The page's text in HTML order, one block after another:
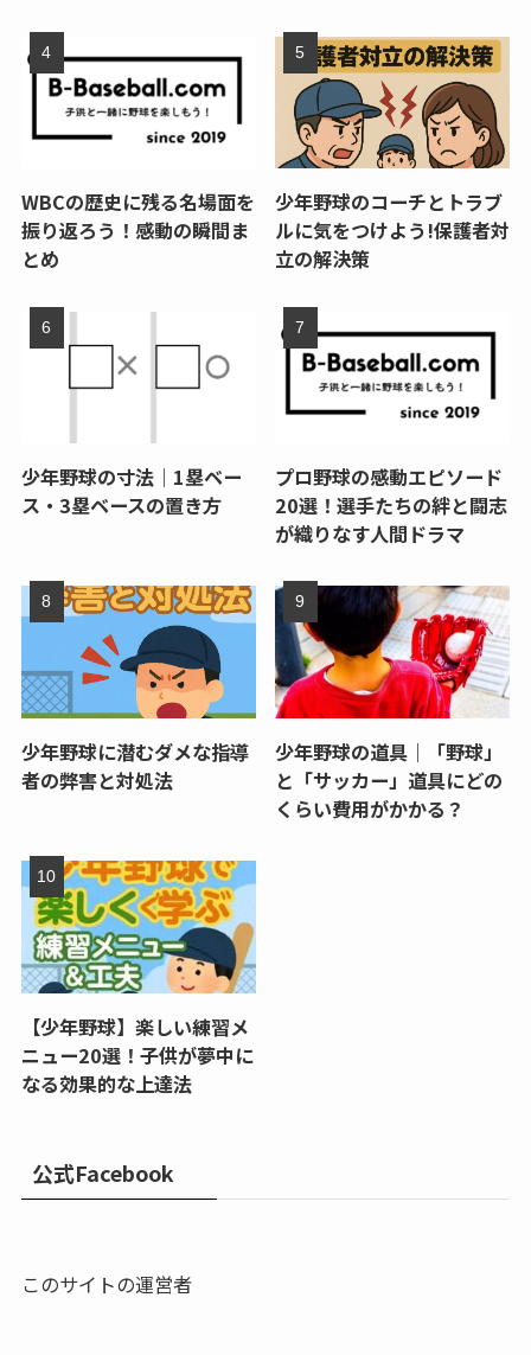
WBCの歴史に残る名場面を
振り返ろう！感動の瞬間ま
とめ
少年野球のコーチとトラブ
ルに気をつけよう!保護者対
立の解決策
少年野球の寸法｜1塁ベー
ス・3塁ベースの置き方
プロ野球の感動エピソード
20選！選手たちの絆と闘志
が織りなす人間ドラマ
少年野球に潜むダメな指導
者の弊害と対処法
少年野球の道具｜「野球」
と「サッカー」道具にどの
くらい費用がかかる？
【少年野球】楽しい練習メ
ニュー20選！子供が夢中に
なる効果的な上達法
公式Facebook
このサイトの運営者